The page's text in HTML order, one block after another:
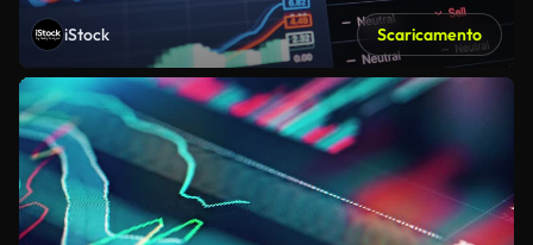
iStock Scaricamento